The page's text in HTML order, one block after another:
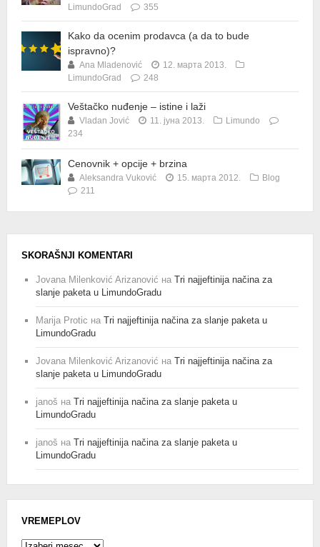
LimundoGrad
355
Kako da ocenim prodavca (a da to bude
ispravno)?
Ana Mladenović
12. марта 2013.
LimundoGrad
248
Veštačko nuđenje – istine i laži
Vladan Jović 11. јуна 2013.
Limundo
234
Cenovnik + opcije + brzina
Aleksandra Vuković 15. марта 2012.
Blog
211
SKORAŠNJI KOMENTARI
Jovana Milenković Arizanović на Tri najjeftinija načina za
slanje paketa u LimundoGradu
Marija Protic на Tri najjeftinija načina za slanje paketa u
LimundoGradu
Jovana Milenković Arizanović на Tri najjeftinija načina za
slanje paketa u LimundoGradu
janoš на Tri najjeftinija načina za slanje paketa u
LimundoGradu
janoš на Tri najjeftinija načina za slanje paketa u
LimundoGradu
VREMEPLOV
Vremeplov